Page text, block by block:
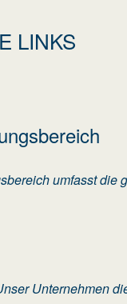
LINKS
umfasst die
Unternehmen